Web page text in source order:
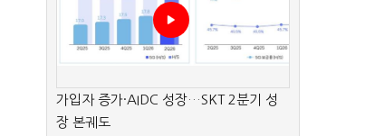
가입자 증가·AIDC 성장…SKT 2분기 성
장 본궤도